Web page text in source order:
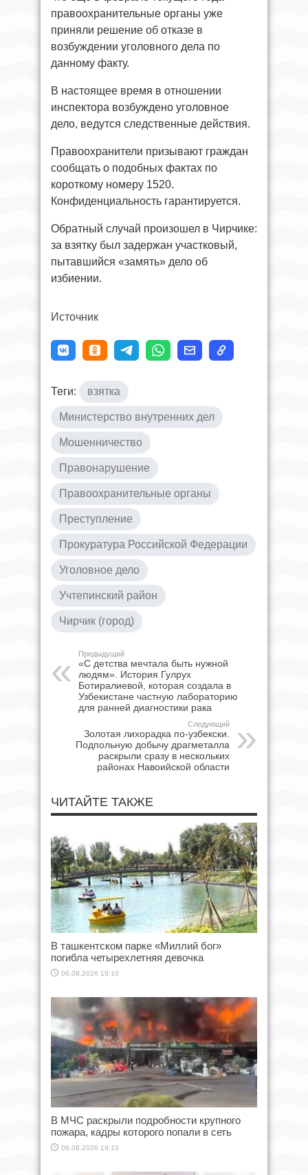
правоохранительные органы уже
приняли решение об отказе в
возбуждении уголовного дела по
данному факту.
В настоящее время в отношении
инспектора возбуждено уголовное
дело, ведутся следственные действия.
Правоохранители призывают граждан
сообщать о подобных фактах по
короткому номеру 1520.
Конфиденциальность гарантируется.
Обратный случай произошел в Чирчике:
за взятку был задержан участковый,
пытавшийся «замять» дело об
избиении.
Источник
Теги: взятка
Министерство внутренних дел
Мошенничество
Правонарушение
Правоохранительные органы
Преступление
Прокуратура Российской Федерации
Уголовное дело
Учтепинский район
Чирчик (город)
Предыдущий
«С детства мечтала быть нужной
людям». История Гулрух
Ботиралиевой, которая создала в
Узбекистане частную лабораторию
для ранней диагностики рака
Следующий
Золотая лихорадка по-узбекски.
Подпольную добычу драгметалла
раскрыли сразу в нескольких
районах Навоийской области
ЧИТАЙТЕ ТАКЖЕ
В ташкентском парке «Миллий бог»
погибла четырехлетняя девочка
06.08.2026 19:10
В МЧС раскрыли подробности крупного
пожара, кадры которого попали в сеть
06.08.2026 19:10